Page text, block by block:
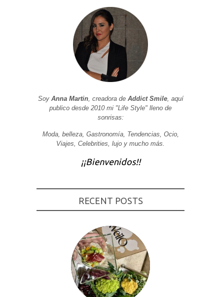
Soy Anna Martin, creadora de Addict Smile, aquí
publico desde 2010 mi "Life Style" lleno de
sonrisas:
Moda, belleza, Gastronomía, Tendencias, Ocio,
Viajes, Celebrities, lujo y mucho más.
¡¡Bienvenidos!!
RECENT POSTS
y estructura
de la web, en
base a cómo
mejor posible
rechaza estas